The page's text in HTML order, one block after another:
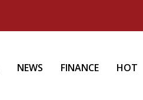
NEWS FINANCE HOT